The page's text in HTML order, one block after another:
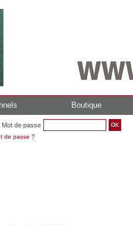
Boutique
de passe
de passe ?